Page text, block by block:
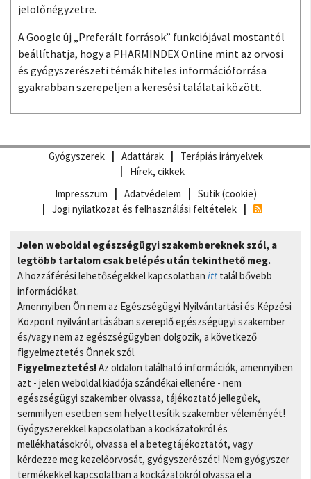
jelölőnégyzetre.
A Google új „Preferált források” funkciójával mostantól
beállíthatja, hogy a PHARMINDEX Online mint az orvosi
és gyógyszerészeti témák hiteles információforrása
gyakrabban szerepeljen a keresési találatai között.
Gyógyszerek Adattárak
Terápiás irányelvek
Hírek, cikkek
Impresszum
Adatvédelem
Sütik (cookie)
Jogi nyilatkozat és felhasználási feltételek
Jelen weboldal egészségügyi szakembereknek szól, a
legtöbb tartalom csak belépés után tekinthető meg.
A hozzáférési lehetőségekkel kapcsolatban itt talál bővebb
információkat.
Amennyiben Ön nem az Egészségügyi Nyilvántartási és Képzési
Központ nyilvántartásában szereplő egészségügyi szakember
és/vagy nem az egészségügyben dolgozik, a következő
figyelmeztetés Önnek szól.
Figyelmeztetés!Az oldalon található információk, amennyiben
azt - jelen weboldal kiadója szándékai ellenére - nem
egészségügyi szakember olvassa, tájékoztató jellegűek,
semmilyen esetben sem helyettesítik szakember véleményét!
Gyógyszerekkel kapcsolatban a kockázatokról és
mellékhatásokról, olvassa el a betegtájékoztatót, vagy
kérdezze meg kezelőorvosát, gyógyszerészét! Nem gyógyszer
termékekkel kapcsolatban a kockázatokról olvassa el a